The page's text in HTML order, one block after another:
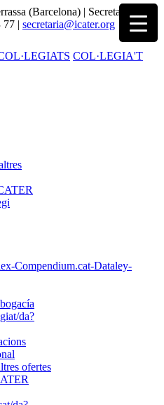
(Barcelona) | Secretaria 93
77 | secretaria@icater.org
COL·LEGIA'T
Compendium.cat-Dataley-
da?
ofertes